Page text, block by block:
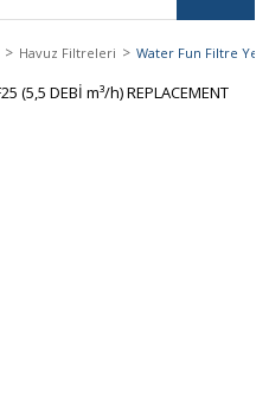
Havuz Filtreleri Water Fun Filtre